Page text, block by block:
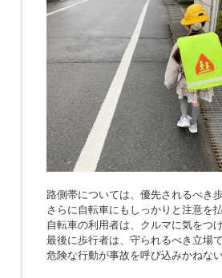
路側帯については、優先されるべき歩
さらに自転車にもしっかりと注意を
自転車の利用者は、クルマに気をつ
最後に歩行者は、守られるべき立場で
危険な行動が事故を呼び込みかねな